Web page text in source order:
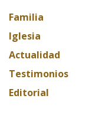
Familia
Iglesia
Actualidad
Testimonios
Editorial